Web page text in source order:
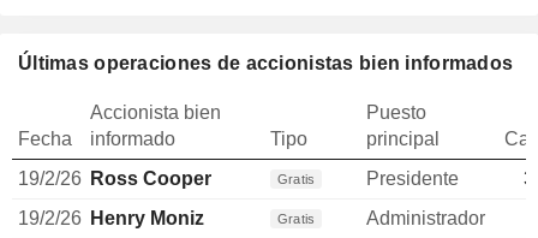
Últimas operaciones de accionistas bien informados
Fecha
Accionista bien
informado
Tipo
Puesto
principal
19/2/26 Ross Cooper Gratis Presidente
19/2/26 Henry Moniz Gratis Administrador